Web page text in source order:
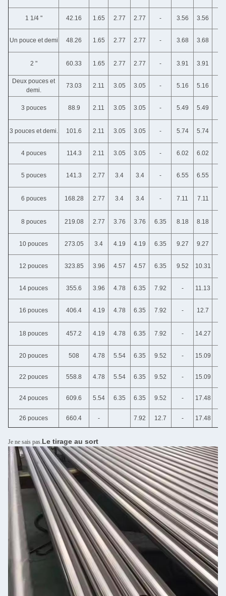
1 1/4 " 42.16 1.65 2.77 2.77 - 3.56 3.56
Un pouce et demi 48.26 1.65 2.77 2.77 - 3.68 3.68
2 " 60.33 1.65 2.77 2.77 - 3.91 3.91
Deux pouces et
demi.
73.03 2.11 3.05 3.05 - 5.16 5.16
3 pouces 88.9 2.11 3.05 3.05 - 5.49 5.49
3 pouces et demi. 101.6 2.11 3.05 3.05 - 5.74 5.74
4 pouces 114.3 2.11 3.05 3.05 - 6.02 6.02
5 pouces 141.3 2.77 3.4 3.4 - 6.55 6.55
6 pouces 168.28 2.77 3.4 3.4 - 7.11 7.11
8 pouces 219.08 2.77 3.76 3.76 6.35 8.18 8.18
10 pouces 273.05 3.4 4.19 4.19 6.35 9.27 9.27
12 pouces 323.85 3.96 4.57 4.57 6.35 9.52 10.31
14 pouces 355.6 3.96 4.78 6.35 7.92 - 11.13
16 pouces 406.4 4.19 4.78 6.35 7.92 - 12.7
18 pouces 457.2 4.19 4.78 6.35 7.92 - 14.27
20 pouces 508 4.78 5.54 6.35 9.52 - 15.09
22 pouces 558.8 4.78 5.54 6.35 9.52 - 15.09
24 pouces 609.6 5.54 6.35 6.35 9.52 - 17.48
26 pouces 660.4 - 7.92 12.7 - 17.48
Je ne sais pas.Le tirage au sort